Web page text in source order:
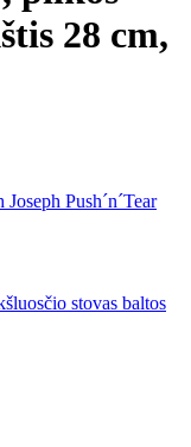
28 cm,
Push´n´Tear
stovas baltos